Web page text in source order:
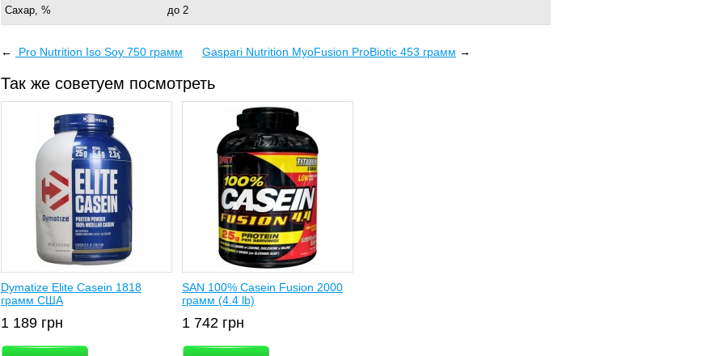
Сахар, % до 2
← Pro Nutrition Iso Soy 750 грамм Gaspari Nutrition MyoFusion ProBiotic 453 грамм →
Так же советуем посмотреть
Dymatize Elite Casein 1818
грамм США
1 189 грн
SAN 100% Casein Fusion 2000
грамм (4.4 lb)
1 742 грн